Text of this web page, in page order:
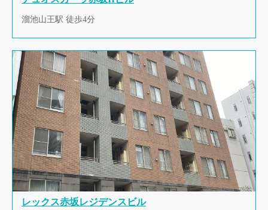
溜池山王駅 徒歩4分
レックス赤坂レジデンスビル